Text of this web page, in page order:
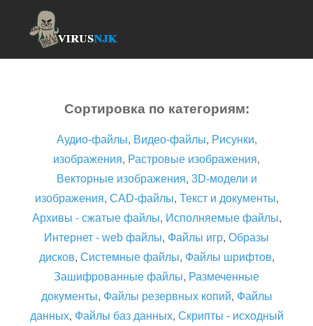
Сортировка по категориям:
Аудио-файлы, Видео-файлы, Рисунки,
изображения, Растровые изображения,
Векторные изображения, 3D-модели и
изображения, CAD-файлы, Текст и документы,
Архивы - сжатые файлы, Исполняемые файлы,
Интернет - web файлы, Файлы игр, Образы
дисков, Системные файлы, Файлы шрифтов,
Зашифрованные файлы, Размеченные
документы, Файлы резервных копий, Файлы
данных, Файлы баз данных, Скрипты - исходный